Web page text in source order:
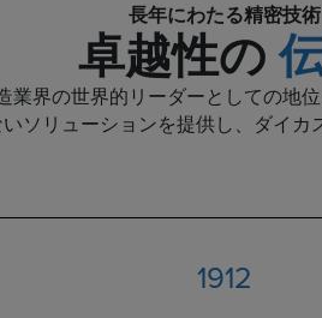
長年にわたる精密技術
卓越性の
界の世界的リーダーとしての
ソリューションを提供し、ダイカ
1912